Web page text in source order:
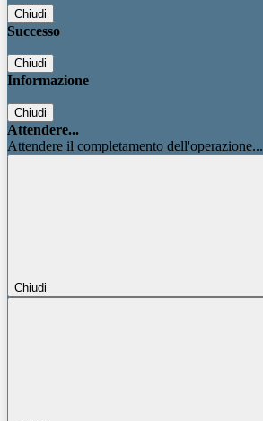
Chiudi
Successo
Chiudi
Informazione
Chiudi
Attendere...
Attendere il completamento dell'operazione...
Chiudi